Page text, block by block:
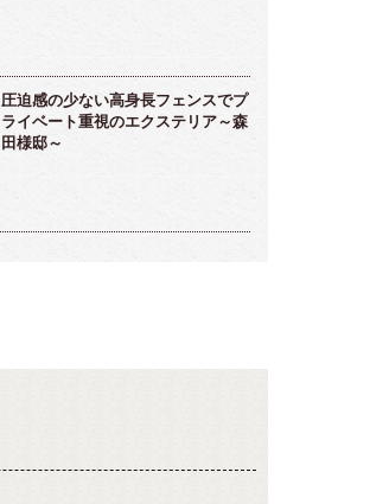
圧迫感の少ない高身長フェンスでプ
ライベート重視のエクステリア～森
田様邸～